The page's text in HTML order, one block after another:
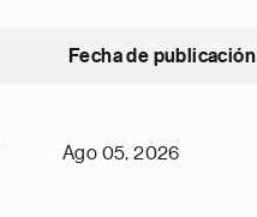
Fecha de publicación
Ago 05, 2026